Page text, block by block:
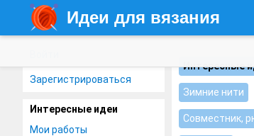
Идеи для вязания
Зарегистрироваться
Интересные идеи
Мои работы
Интересные
Зимние нити
Совместник,